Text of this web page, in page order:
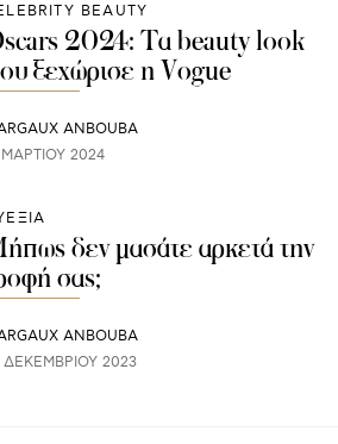
BEAUTY
2024: Τα beauty look
ξεχώρισε η Vogue
ANBOUBA
ΜΑΡΤΊΟΥ 2024
δεν μασάτε αρκετά την
σας;
ANBOUBA
ΔΕΚΕΜΒΡΊΟΥ 2023